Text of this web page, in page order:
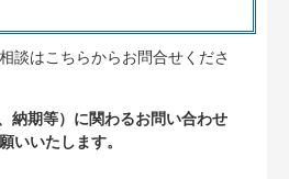
談はこちらからお問合せくださ
納期等）に関わるお問い合わせ
いいたします。